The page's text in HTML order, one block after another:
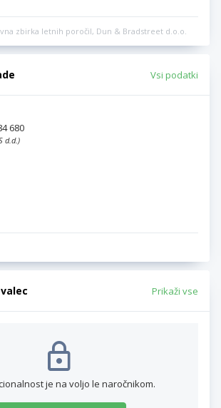
zbirka letnih poročil, Dun & Bradstreet d.o.o.
Vsi podatki
680
d.d.)
Prikaži vse
je na voljo le naročnikom.